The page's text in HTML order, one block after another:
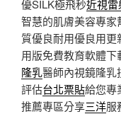
優SILK極飛秒近視雷
智慧的肌膚美容專家
質優良耐用優良用
用版免費教育軟體
隆乳醫師內視鏡隆乳
評估台北票貼給您專
推薦專區分享三洋服